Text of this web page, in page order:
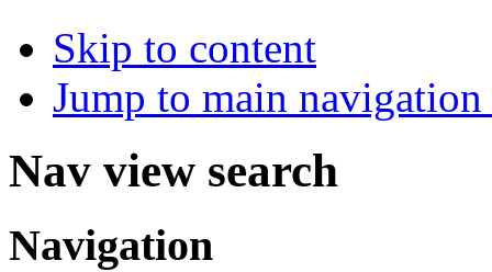
Skip to content
Jump to main
Nav view search
Navigation